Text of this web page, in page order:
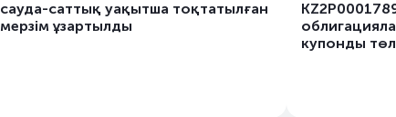
сауда-саттық уақытша тоқтатылған
мерзім ұзартылды
купонды